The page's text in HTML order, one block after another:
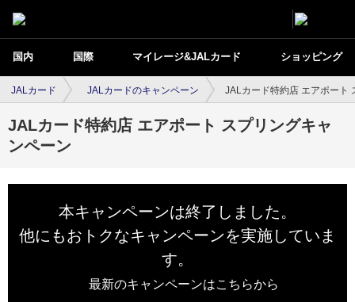
国内 国際 マイレージ&JALカード ショッピング
JALカード JALカードのキャンペーン JALカード特約店 エアポート
JALカード特約店 エアポート スプリングキャ
ンペーン
本キャンペーンは終了しました。
他にもおトクなキャンペーンを実施していま
す。
最新のキャンペーンはこちらから